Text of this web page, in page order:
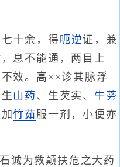
十余，得呃逆证，兼
息不能通，两目上
效。高××诊其脉浮
山药 、生芡实、 牛蒡
竹茹 服一剂，小便亦
诚为救颠扶危之大药